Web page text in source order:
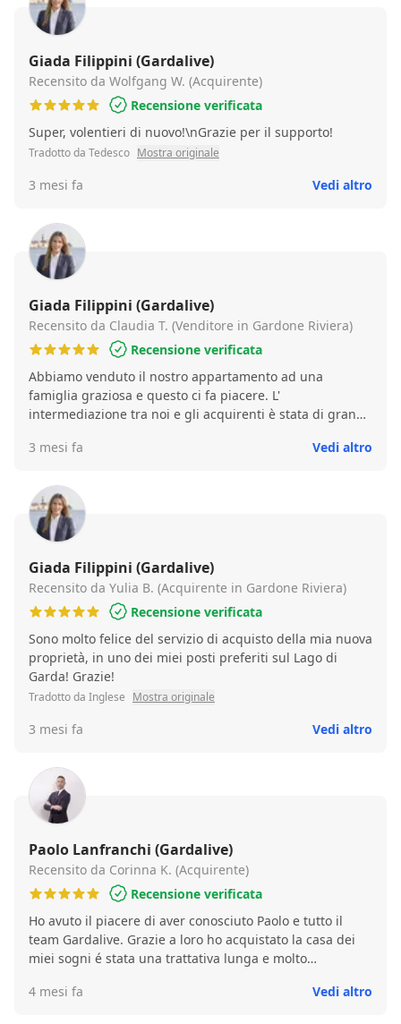
Giada Filippini (Gardalive)
Recensito da Wolfgang W. (Acquirente)
Recensione verificata
Super, volentieri di nuovo!\nGrazie per il supporto!
Tradotto da Tedesco Mostra originale
3 mesi fa Vedi altro
Giada Filippini (Gardalive)
Recensito da Claudia T. (Venditore in Gardone Riviera)
Recensione verificata
Abbiamo venduto il nostro appartamento ad una
famiglia graziosa e questo ci fa piacere. L'
intermediazione tra noi e gli acquirenti è stata di grande
percorso di vendita da soli.
3 mesi fa Vedi altro
Giada Filippini (Gardalive)
Recensito da Yulia B. (Acquirente in Gardone Riviera)
Recensione verificata
Sono molto felice del servizio di acquisto della mia nuova
proprietà, in uno dei miei posti preferiti sul Lago di
Garda! Grazie!
Tradotto da Inglese Mostra originale
3 mesi fa Vedi altro
Paolo Lanfranchi (Gardalive)
Recensito da Corinna K. (Acquirente)
Recensione verificata
Ho avuto il piacere di aver conosciuto Paolo e tutto il
team Gardalive. Grazie a loro ho acquistato la casa dei
miei sogni é stata una trattativa lunga e molto
della compravendita. Anche oggi a distanza di qualche
4 mesi fa Vedi altro